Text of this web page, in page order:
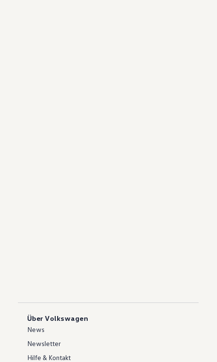
Über Volkswagen
News
Newsletter
Hilfe & Kontakt